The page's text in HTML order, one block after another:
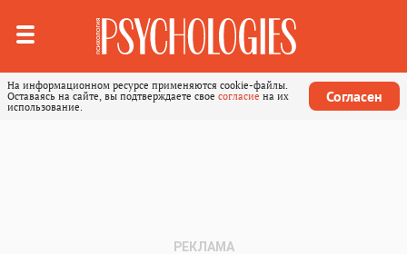
На информационном ресурсе применяются cookie-файлы.
Оставаясь на сайте, вы подтверждаете свое согласие на их
использование.
Согласен